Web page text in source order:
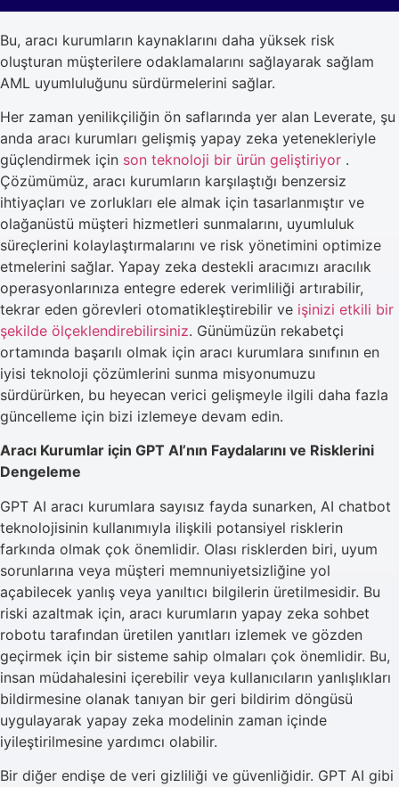
Bu, aracı kurumların kaynaklarını daha yüksek risk
oluşturan müşterilere odaklamalarını sağlayarak sağlam
AML uyumluluğunu sürdürmelerini sağlar.
Her zaman yenilikçiliğin ön saflarında yer alan Leverate, şu
anda aracı kurumları gelişmiş yapay zeka yetenekleriyle
güçlendirmek için son teknoloji bir ürün geliştiriyor .
Çözümümüz, aracı kurumların karşılaştığı benzersiz
ihtiyaçları ve zorlukları ele almak için tasarlanmıştır ve
olağanüstü müşteri hizmetleri sunmalarını, uyumluluk
süreçlerini kolaylaştırmalarını ve risk yönetimini optimize
etmelerini sağlar. Yapay zeka destekli aracımızı aracılık
operasyonlarınıza entegre ederek verimliliği artırabilir,
tekrar eden görevleri otomatikleştirebilir ve işinizi etkili bir
şekilde ölçeklendirebilirsiniz. Günümüzün rekabetçi
ortamında başarılı olmak için aracı kurumlara sınıfının en
iyisi teknoloji çözümlerini sunma misyonumuzu
sürdürürken, bu heyecan verici gelişmeyle ilgili daha fazla
güncelleme için bizi izlemeye devam edin.
Aracı Kurumlar için GPT AI’nın Faydalarını ve Risklerini
Dengeleme
GPT AI aracı kurumlara sayısız fayda sunarken, AI chatbot
teknolojisinin kullanımıyla ilişkili potansiyel risklerin
farkında olmak çok önemlidir. Olası risklerden biri, uyum
sorunlarına veya müşteri memnuniyetsizliğine yol
açabilecek yanlış veya yanıltıcı bilgilerin üretilmesidir. Bu
riski azaltmak için, aracı kurumların yapay zeka sohbet
robotu tarafından üretilen yanıtları izlemek ve gözden
geçirmek için bir sisteme sahip olmaları çok önemlidir. Bu,
insan müdahalesini içerebilir veya kullanıcıların yanlışlıkları
bildirmesine olanak tanıyan bir geri bildirim döngüsü
uygulayarak yapay zeka modelinin zaman içinde
iyileştirilmesine yardımcı olabilir.
Bir diğer endişe de veri gizliliği ve güvenliğidir. GPT AI gibi